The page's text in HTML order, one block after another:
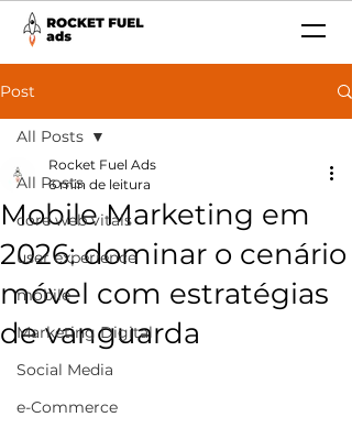
Post
All Posts
core web vitals
user experience
mobile
Marketing Digital
Social Media
e-Commerce
All Posts
Mobile Marketing em
2026: dominar o cenário
móvel com estratégias
de vanguarda
Rocket Fuel Ads
6 min de leitura